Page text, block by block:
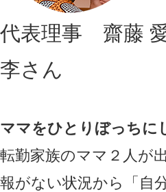
代表理事 齋藤
李さん
ママをひとりぼっちに
転勤家族のママ２人が
報がない状況から「自